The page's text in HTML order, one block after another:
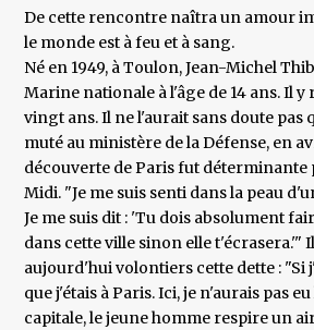
De cette rencontre naîtra un amour
le monde est à feu et à sang.
Né en 1949, à Toulon, Jean-Michel
Marine nationale à l'âge de 14 ans. Il y
vingt ans. Il ne l'aurait sans doute pas
muté au ministère de la Défense, en
découverte de Paris fut
Midi. "Je me suis senti dans la peau
Je me suis dit : 'Tu dois absolument
dans cette ville sinon elle t'écrasera.'"
aujourd'hui volontiers cette dette : "Si
que j'étais à Paris. Ici, je n'aurais pas
capitale, le jeune homme respire un